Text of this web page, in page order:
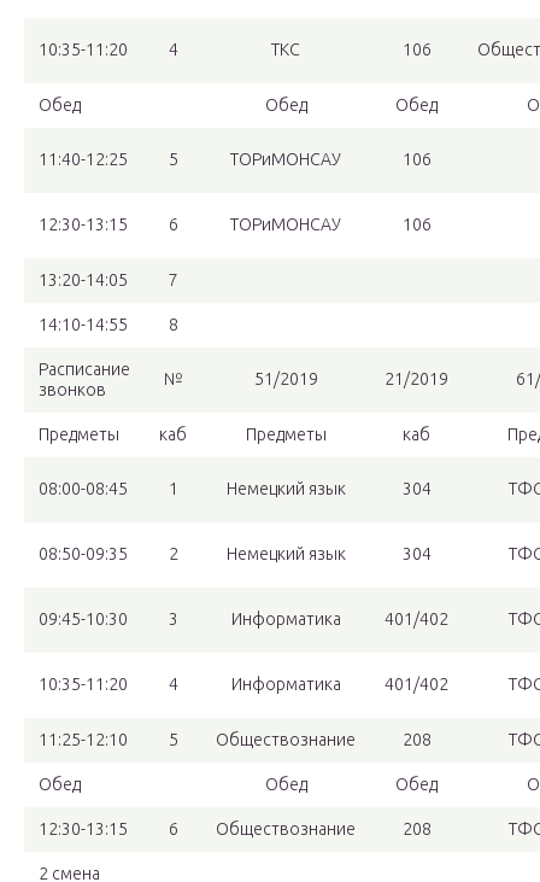
10:35-11:20 4 ТКС 106
Обед Обед Обед
11:40-12:25 5 ТОРиМОНСАУ 106
12:30-13:15 6 ТОРиМОНСАУ 106
13:20-14:05 7
14:10-14:55 8
Расписание
звонков
№ 51/2019 21/2019
Предметы каб Предметы каб
08:00-08:45 1 Немецкий язык 304
08:50-09:35 2 Немецкий язык 304
09:45-10:30 3 Информатика 401/402
10:35-11:20 4 Информатика 401/402
11:25-12:10 5 Обществознание 208
Обед Обед Обед
12:30-13:15 6 Обществознание 208
2 смена